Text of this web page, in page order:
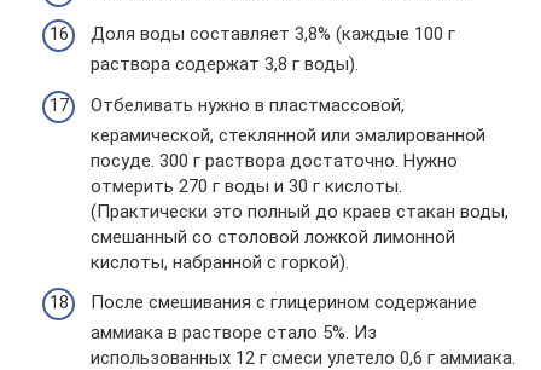
Доля воды составляет 3,8% (каждые 100 г
раствора содержат 3,8 г воды).
Отбеливать нужно в пластмассовой,
керамической, стеклянной или эмалированной
посуде. 300 г раствора достаточно. Нужно
отмерить 270 г воды и 30 г кислоты.
(Практически это полный до краев стакан воды,
смешанный со столовой ложкой лимонной
кислоты, набранной с горкой).
После смешивания с глицерином содержание
аммиака в растворе стало 5%. Из
использованных 12 г смеси улетело 0,6 г аммиака.